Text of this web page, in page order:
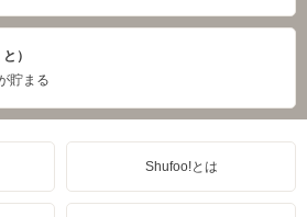
）
貯まる
Shufoo!とは